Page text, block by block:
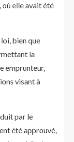
où elle avait été
bien que
la
emprunteur,
visant à
par le
été approuvé,